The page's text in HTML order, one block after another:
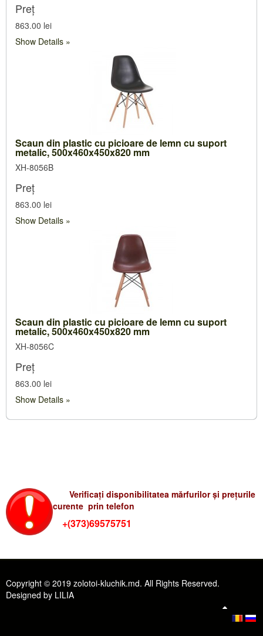
Preț
863.00 lei
Show Details
Scaun din plastic cu picioare de lemn cu suport
metalic, 500x460x450x820 mm
XH-8056B
Preț
863.00 lei
Show Details
Scaun din plastic cu picioare de lemn cu suport
metalic, 500x460x450x820 mm
XH-8056C
Preț
863.00 lei
Show Details
Verificați disponibilitatea mărfurilor și prețurile
curente prin telefon
+(373)69575751
Copyright © 2019 zolotoi-kluchik.md. All Rights Reserved.
Designed by LILIA